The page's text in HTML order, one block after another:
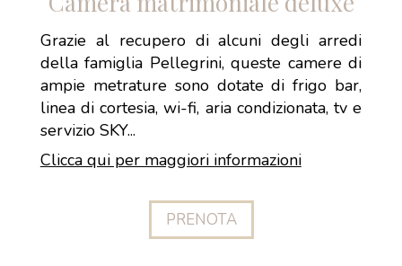
Grazie al recupero di alcuni degli arredi
della famiglia Pellegrini, queste camere di
ampie metrature sono dotate di frigo bar,
linea di cortesia, wi-fi, aria condizionata, tv e
servizio SKY...
Clicca qui per maggiori informazioni
PRENOTA